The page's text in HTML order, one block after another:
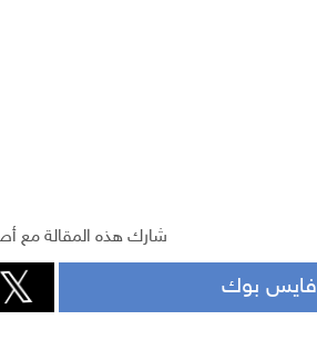
شارك هذه المقالة مع
فايس بوك